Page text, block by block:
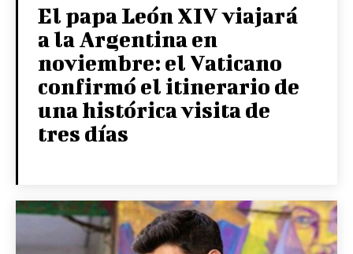
El papa León XIV viajará
a la Argentina en
noviembre: el Vaticano
confirmó el itinerario de
una histórica visita de
tres días